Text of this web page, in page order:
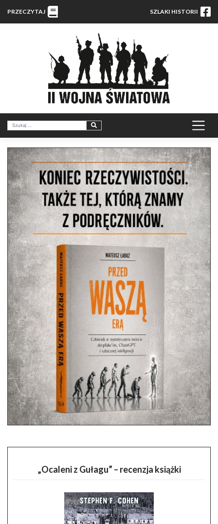
PRZECZYTAJ SZLAKI HISTORII
„Ocaleni z Gułagu” – recenzja książki